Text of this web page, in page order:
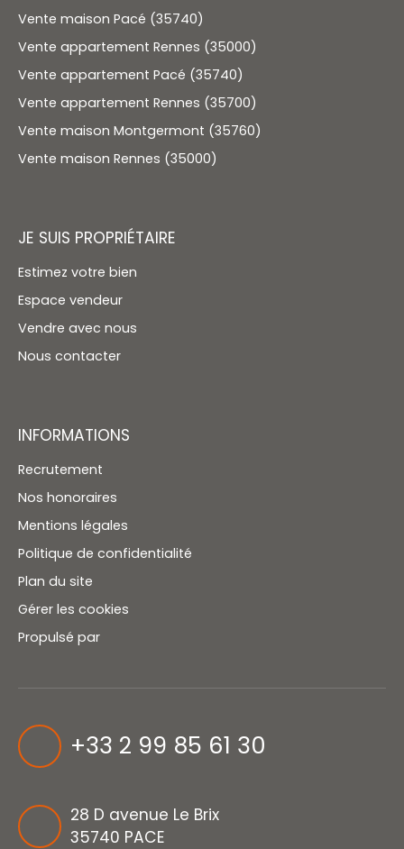
Vente maison Pacé (35740)
Vente appartement Rennes (35000)
Vente appartement Pacé (35740)
Vente appartement Rennes (35700)
Vente maison Montgermont (35760)
Vente maison Rennes (35000)
JE SUIS PROPRIÉTAIRE
Estimez votre bien
Espace vendeur
Vendre avec nous
Nous contacter
INFORMATIONS
Recrutement
Nos honoraires
Mentions légales
Politique de confidentialité
Plan du site
Gérer les cookies
Propulsé par
+33 2 99 85 61 30
28 D avenue Le Brix
35740 PACE